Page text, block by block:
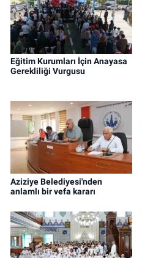
Eğitim Kurumları İçin Anayasa
Gerekliliği Vurgusu
Aziziye Belediyesi'nden
anlamlı bir vefa kararı